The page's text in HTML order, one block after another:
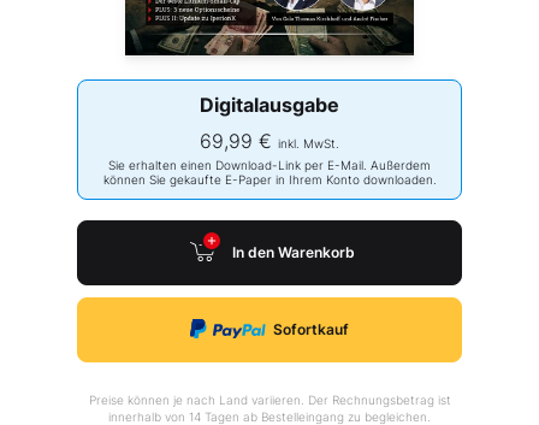
Digitalausgabe
69,99 € inkl. MwSt.
Sie erhalten einen Download-Link per E-Mail. Außerdem
können Sie gekaufte E-Paper in Ihrem Konto downloaden.
In den Warenkorb
Sofortkauf
Preise können je nach Land variieren. Der Rechnungsbetrag ist
innerhalb von 14 Tagen ab Bestelleingang zu begleichen.